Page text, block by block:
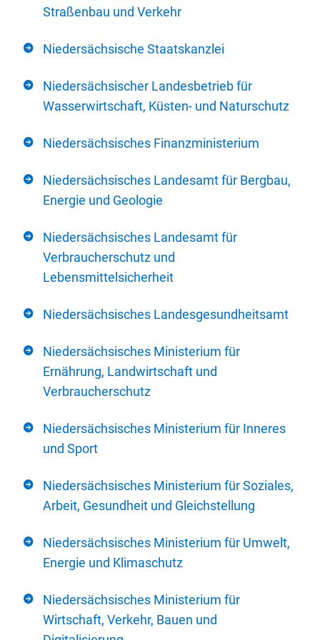
Straßenbau und Verkehr
Niedersächsische Staatskanzlei
Niedersächsischer Landesbetrieb für
Wasserwirtschaft, Küsten- und Naturschutz
Niedersächsisches Finanzministerium
Niedersächsisches Landesamt für Bergbau,
Energie und Geologie
Niedersächsisches Landesamt für
Verbraucherschutz und
Lebensmittelsicherheit
Niedersächsisches Landesgesundheitsamt
Niedersächsisches Ministerium für
Ernährung, Landwirtschaft und
Verbraucherschutz
Niedersächsisches Ministerium für Inneres
und Sport
Niedersächsisches Ministerium für Soziales,
Arbeit, Gesundheit und Gleichstellung
Niedersächsisches Ministerium für Umwelt,
Energie und Klimaschutz
Niedersächsisches Ministerium für
Wirtschaft, Verkehr, Bauen und